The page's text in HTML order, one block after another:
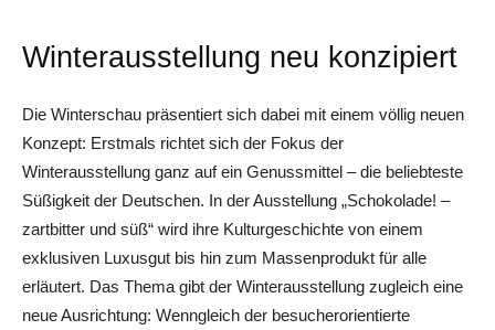
Winterausstellung neu konzipiert
Die Winterschau präsentiert sich dabei mit einem völlig neuen
Konzept: Erstmals richtet sich der Fokus der
Winterausstellung ganz auf ein Genussmittel – die beliebteste
Süßigkeit der Deutschen. In der Ausstellung „Schokolade! –
zartbitter und süß“ wird ihre Kulturgeschichte von einem
exklusiven Luxusgut bis hin zum Massenprodukt für alle
erläutert. Das Thema gibt der Winterausstellung zugleich eine
neue Ausrichtung: Wenngleich der besucherorientierte